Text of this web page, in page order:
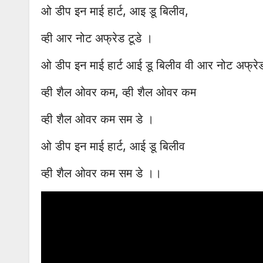
ओ डीप इन माई हार्ट, आइ डू बिलीव,
व्ही आर नोट अफ्रेड टूडे ।
ओ डीप इन माई हार्ट आई डू बिलीव वी आर नोट
व्ही शैल ओवर कम, व्ही शैल ओवर कम
व्ही शैल ओवर कम सम डे ।
ओ डीप इन माई हार्ट, आई डू बिलीव
व्ही शैल ओवर कम सम डे ।।